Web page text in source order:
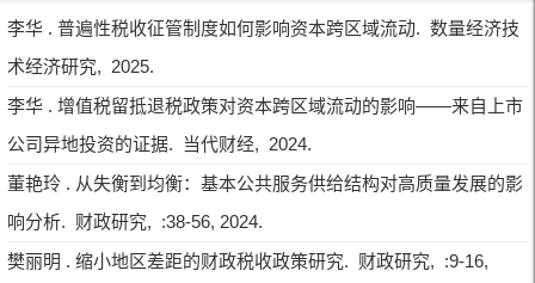
李华 . 普遍性税收征管制度如何影响资本跨区域流动. 数量经济技
术经济研究, 2025.
李华 . 增值税留抵退税政策对资本跨区域流动的影响——来自上市
公司异地投资的证据. 当代财经, 2024.
董艳玲 . 从失衡到均衡：基本公共服务供给结构对高质量发展的影
响分析. 财政研究, :38-56, 2024.
樊丽明 . 缩小地区差距的财政税收政策研究. 财政研究, :9-16,